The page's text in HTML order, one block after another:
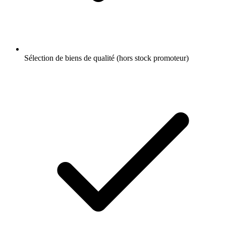
Sélection de biens de qualité (hors stock promoteur)